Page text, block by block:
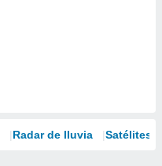
Radar de lluvia Satélites